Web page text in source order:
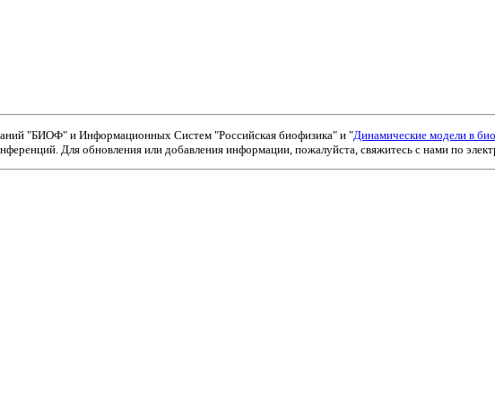
"БИОФ" и Информационных Систем "Российская биофизика" и "Динамические модели в
Для обновления или добавления информации, пожалуйста, свяжитесь с нами по